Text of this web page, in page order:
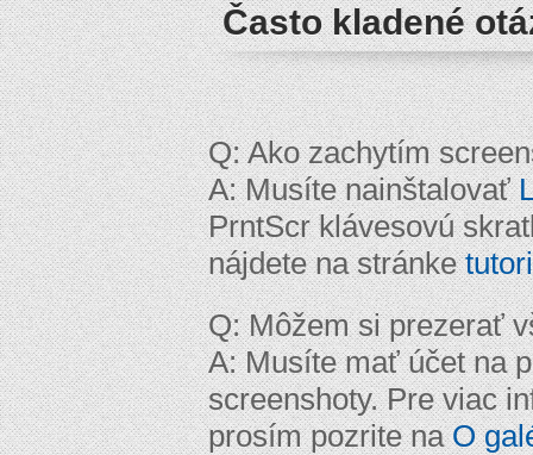
Často kladené
Q: Ako zachytím
A: Musíte nainštalovať
PrntScr klávesovú
nájdete na stránke
Q: Môžem si prezerať
A: Musíte mať účet na
screenshoty. Pre viac
prosím pozrite naO